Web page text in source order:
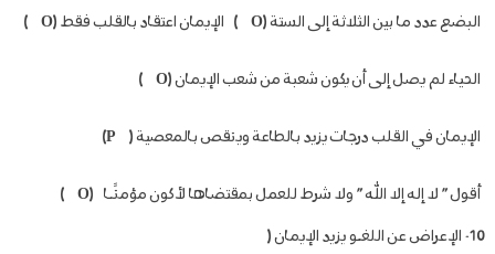
البضع عدد ما بين الثلاثة إلى الستة (
O
) الإيمان اعتقاد بالقلب فقط (
O
)
الحياء لم يصل إلى أن يكون شعبة من شعب الإيمان (
O
)
الإيمان في القلب درجات يزيد بالطاعة وينقص بالمعصية (
P
)
أقول ” لا إله إلا الله ” ولا شرط للعمل بمقتضاها لأكون مؤمنًـا (
O
)
10- الإعراض عن اللغـو يزيد الإيمان (